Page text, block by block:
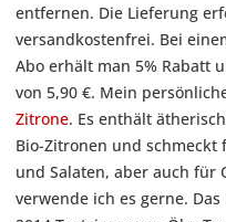
entfernen. Die Lieferung
versandkostenfrei. Bei
Abo erhält man 5% Rabatt
von 5,90 €. Mein
Zitrone. Es enthält
Bio-Zitronen und schmeckt
und Salaten, aber auch für
verwende ich es gerne.